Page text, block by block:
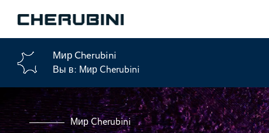
Мир Cherubini
Вы в: Мир Cherubini
Мир Cherubini